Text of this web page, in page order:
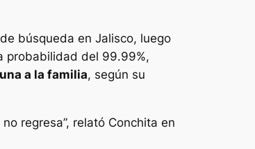
búsqueda en Jalisco, luego
probabilidad del 99.99%,
a la familia, según su
regresa”, relató Conchita en